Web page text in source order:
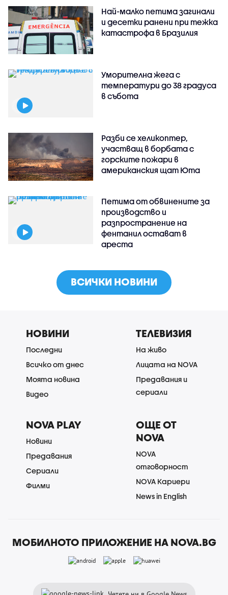
Най-малко петима загинали
и десетки ранени при тежка
катастрофа в Бразилия
Уморителна жега с
температури до 38 градуса
в събота
Разби се хеликоптер,
участващ в борбата с
горските пожари в
американския щат Юта
Петима от обвинените за
производство и
разпространение на
фентанил остават в
ареста
ВСИЧКИ НОВИНИ
НОВИНИ
Последни
Всичко от днес
Моята новина
Видео
ТЕЛЕВИЗИЯ
На живо
Лицата на NOVA
Предавания и
сериали
NOVA PLAY
Новини
Предавания
Сериали
Филми
ОЩЕ ОТ
NOVA
NOVA
отговорност
NOVA Кариери
News in English
МОБИЛНОТО ПРИЛОЖЕНИЕ НА NOVA.BG